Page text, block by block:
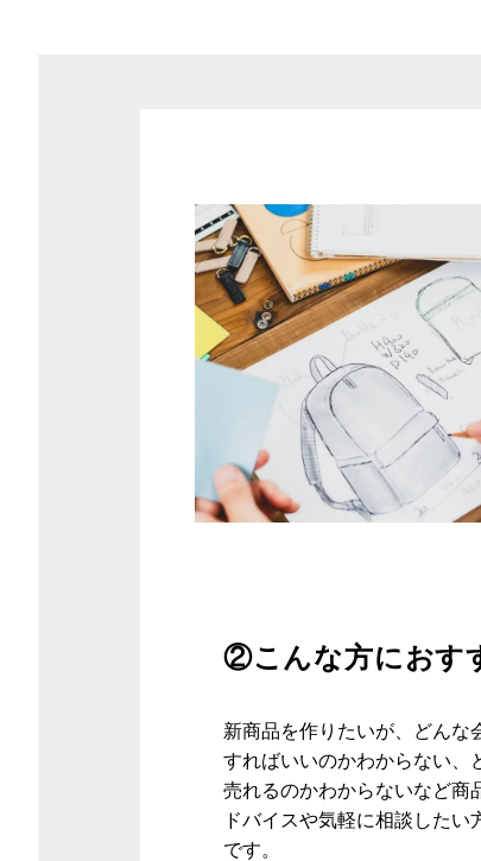
②こんな方におす
新商品を作りたいが、どんな
すればいいのかわからない、
売れるのかわからないなど商
ドバイスや気軽に相談したい
です。